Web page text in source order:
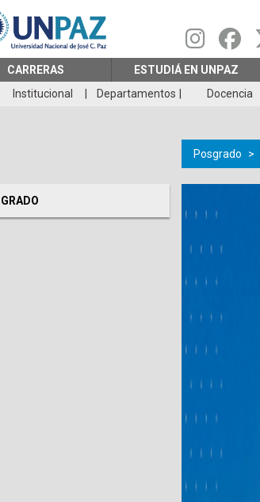
CARRERAS
ESTUDIÁ EN UNPAZ
Institucional
Departamentos Docencia
Posgrado